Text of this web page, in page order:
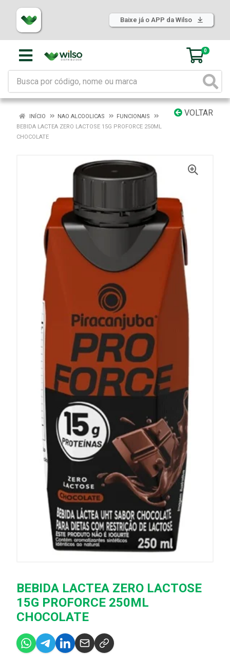
Baixe já o APP da Wilso
0
VOLTAR
INÍCIO NAO ALCOOLICAS
FUNCIONAIS
BEBIDA LACTEA ZERO LACTOSE 15G PROFORCE 250ML
CHOCOLATE
BEBIDA LACTEA ZERO LACTOSE
15G PROFORCE 250ML
CHOCOLATE